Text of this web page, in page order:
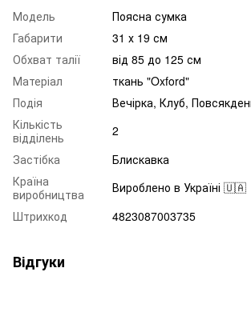
Модель
Поясна сумка
Габарити
31 х 19 см
Обхват талії
від 85 до 125 см
Матеріал
ткань "Oxford"
Подія
Вечірка, Клуб,
Кількість
відділень
2
Застібка
Блискавка
Країна
виробництва
Вироблено в Україні 🇺🇦
Штрихкод
4823087003735
Відгуки